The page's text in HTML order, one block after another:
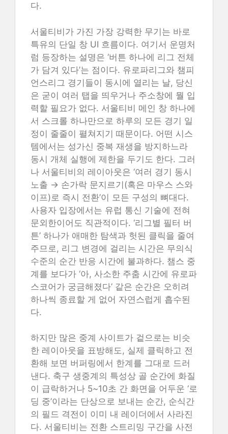
다.
서울티비가 가진 가장 강력한 무기는 바로
특유의 단일 창 UI 흐름이다. 여기서 운명처
럼 등장하는 설명은 ‘버튼 하나에 리그 전체
가 담겨 있다’는 점이다. 유로파리그와 챔피
언스리그 경기들이 동시에 열리는 날, 당신
은 굳이 여러 탭을 띄우거나 주소창에 뭘 입
력할 필요가 없다. 서울티비 메인 창 하나에
서 스크롤 하나만으로 하루의 모든 경기 일
정이 줄줄이 펼쳐지기 때문이다. 어떤 시스
템에서는 성가신 중복 재생을 방지하느라
동시 개체 실행에 제한을 두기도 한다. 그러
나 서울티비의 레이아웃은 ‘여러 경기 동시
노출 → 손가락 문지르기(혹은 마우스 스와
이프)로 즉시 전환’이 모든 구성의 뼈대다.
사용자 입장에서는 유럽 통신 기술에 전혀
문외한이어도 직관적이다. ‘리그별 필터 버
튼’ 하나가 애매한 탐색과 헛된 클릭을 줄여
주므로, 리그 변경에 걸리는 시간은 무의식
수준의 순간 반응 시간에 불과하다. 챔스 중
계를 보다가 ‘아, 사소한 주춤 시간에 유로파
스코어가 궁금해졌다’ 같은 순간은 오히려
하나씩 종료할 게 없어 자연스럽게 흡수된
다.
하지만 많은 중계 사이트가 겉으로는 비슷
한 레이아웃을 표방해도, 실제 클릭하고 전
환해 보면 버퍼링에서 한계를 그대로 드러
낸다. 축구 생중계의 특성상 골 순간에 화질
이 급락하거나 5~10초 간 화면을 어두운 ‘로
딩 중’이라는 단상으로 보내는 순간, 순식간
의 필드 격전이 이미 내 레이더에서 사라진
다. 서울티비는 전환 스트리밍 구간을 사전